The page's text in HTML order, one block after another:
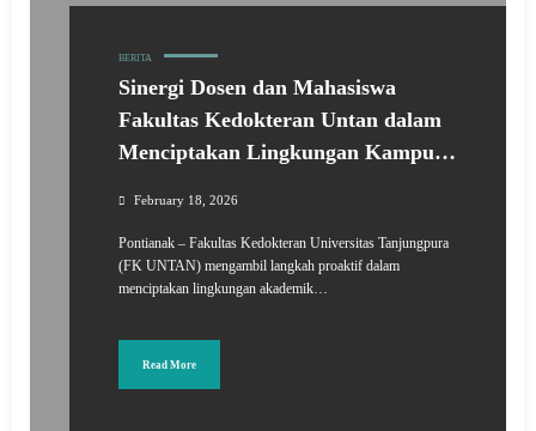
BERITA
Sinergi Dosen dan Mahasiswa
Fakultas Kedokteran Untan dalam
Menciptakan Lingkungan Kampus
February 18, 2026
Pontianak – Fakultas Kedokteran Universitas Tanjungpura
(FK UNTAN) mengambil langkah proaktif dalam
menciptakan lingkungan akademik…
Read More